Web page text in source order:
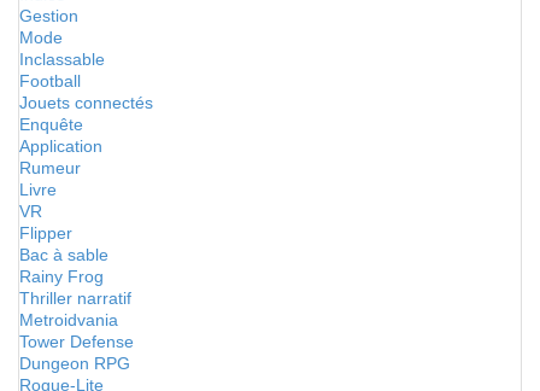
Gestion
Mode
Inclassable
Football
Jouets connectés
Enquête
Application
Rumeur
Livre
VR
Flipper
Bac à sable
Rainy Frog
Thriller narratif
Metroidvania
Tower Defense
Dungeon RPG
Rogue-Lite